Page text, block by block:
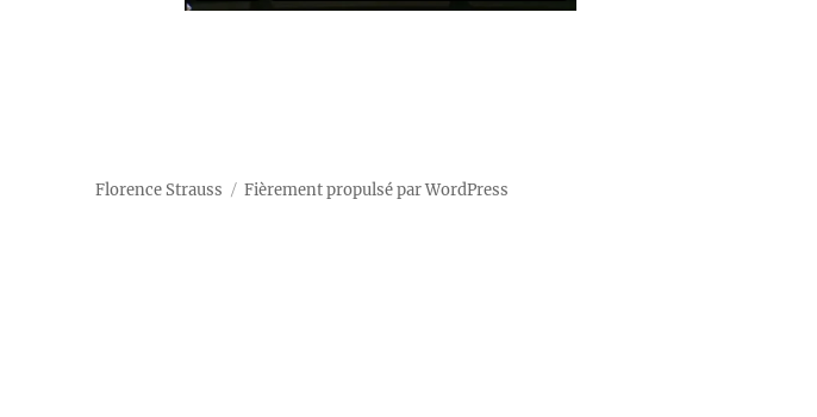
Florence Strauss Fièrement propulsé par WordPress